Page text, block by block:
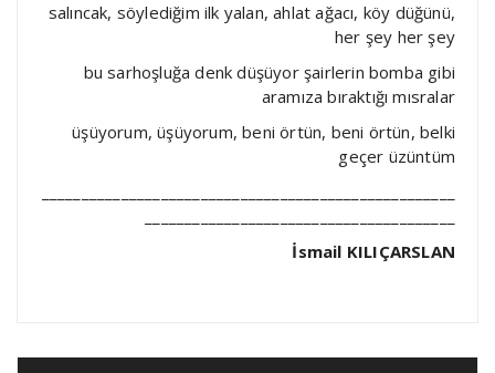
salıncak, söylediğim ilk yalan, ahlat ağacı, köy düğünü,
her şey her şey
bu sarhoşluğa denk düşüyor şairlerin bomba gibi
aramıza bıraktığı mısralar
üşüyorum, üşüyorum, beni örtün, beni örtün, belki
geçer üzüntüm
İsmail KILIÇARSLAN